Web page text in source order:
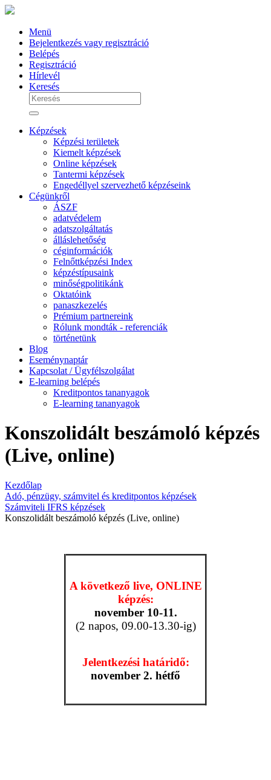
Menü
Bejelentkezés vagy regisztráció
Belépés
Regisztráció
Hírlevél
Keresés
Képzések
Képzési területek
Kiemelt képzések
Online képzések
Tantermi képzések
Engedéllyel szervezhető képzéseink
Cégünkről
ÁSZF
adatvédelem
adatszolgáltatás
álláslehetőség
céginformációk
Felnőttképzési Index
képzéstípusaink
minőségpolitikánk
Oktatóink
panaszkezelés
Prémium partnereink
Rólunk mondták - referenciák
történetünk
Blog
Eseménynaptár
Kapcsolat / Ügyfélszolgálat
E-learning belépés
Kreditpontos tananyagok
E-learning tananyagok
Konszolidált beszámoló képzés
(Live, online)
Kezdőlap
Adó, pénzügy, számvitel és kreditpontos képzések
Számviteli IFRS képzések
Konszolidált beszámoló képzés (Live, online)
A következő live, ONLINE
képzés:
november 10-11.
(2 napos, 09.00-13.30-ig)
Jelentkezési határidő:
november 2. hétfő